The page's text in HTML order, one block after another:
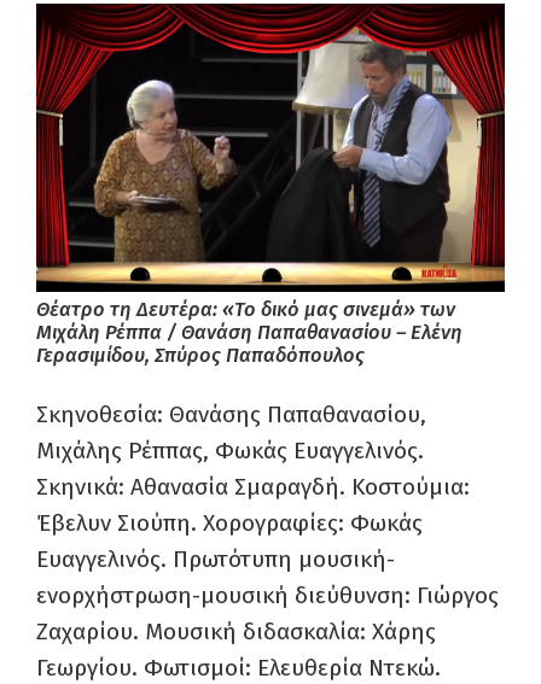
Θέατρο τη Δευτέρα: «Το δικό μας σινεμά» των
Μιχάλη Ρέππα / Θανάση Παπαθανασίου – Ελένη
Γερασιμίδου, Σπύρος Παπαδόπουλος
Σκηνοθεσία: Θανάσης Παπαθανασίου,
Μιχάλης Ρέππας, Φωκάς Ευαγγελινός.
Σκηνικά: Αθανασία Σμαραγδή. Κοστούμια:
Έβελυν Σιούπη. Χορογραφίες: Φωκάς
Ευαγγελινός. Πρωτότυπη μουσική-
ενορχήστρωση-μουσική διεύθυνση: Γιώργος
Ζαχαρίου. Μουσική διδασκαλία: Χάρης
Γεωργίου. Φωτισμοί: Ελευθερία Ντεκώ.